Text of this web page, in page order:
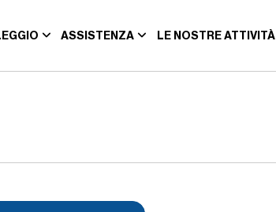
ASSISTENZA LE NOSTRE ATTIVITÀ